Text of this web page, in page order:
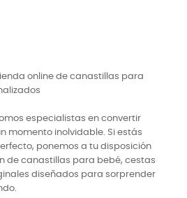
online de canastillas para
especialistas en convertir
momento inolvidable. Si estás
ponemos a tu disposición
de canastillas para bebé, cestas
diseñados para sorprender